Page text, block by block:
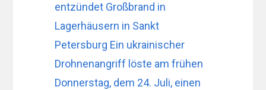
entzündet Großbrand in
Lagerhäusern in Sankt
Petersburg Ein ukrainischer
Drohnenangriff löste am frühen
Donnerstag, dem 24. Juli, einen